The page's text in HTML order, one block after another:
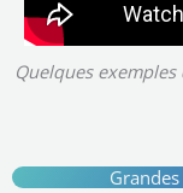
Quelques